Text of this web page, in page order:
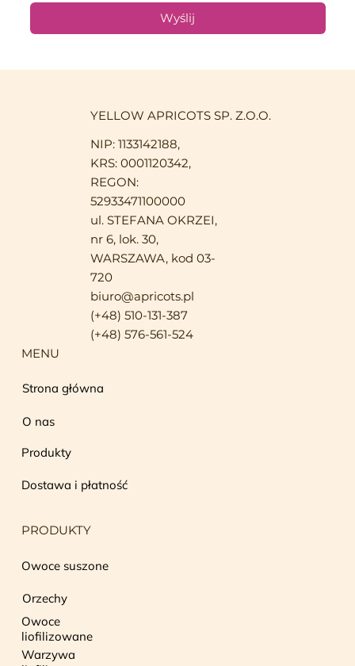
Wyślij
YELLOW APRICOTS SP. Z.O.O.
NIP: 1133142188,
KRS: 0001120342,
REGON:
52933471100000
ul. STEFANA OKRZEI,
nr 6, lok. 30,
WARSZAWA, kod 03-
720
biuro@apricots.pl
(+48) 510-131-387
(+48) 576-561-524
MENU
Strona główna
O nas
Produkty
Dostawa i płatność
PRODUKTY
Owoce suszone
Orzechy
Owoce
liofilizowane
Warzywa